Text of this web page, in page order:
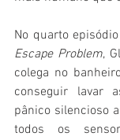
No quarto
Escape Problem,
colega no
conseguir lavar
pânico silencioso
todos os